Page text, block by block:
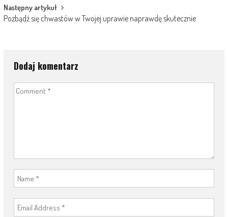
Następny artykuł
Pozbądź się chwastów w Twojej uprawie naprawdę skutecznie
Dodaj komentarz